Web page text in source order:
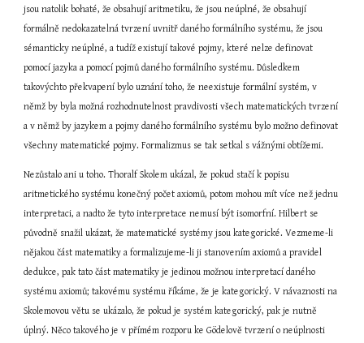
jsou natolik bohaté, že obsahují aritmetiku, že jsou neúplné, že obsahují
formálně nedokazatelná tvrzení uvnitř daného formálního systému, že jsou
sémanticky neúplné, a tudíž existují takové pojmy, které nelze definovat
pomocí jazyka a pomocí pojmů daného formálního systému. Důsledkem
takovýchto překvapení bylo uznání toho, že neexistuje formální systém, v
němž by byla možná rozhodnutelnost pravdivosti všech matematických tvrzení
a v němž by jazykem a pojmy daného formálního systému bylo možno definovat
všechny matematické pojmy. Formalizmus se tak setkal s vážnými obtížemi.
Nezůstalo ani u toho. Thoralf Skolem ukázal, že pokud stačí k popisu
aritmetického systému konečný počet axiomů, potom mohou mít více než jednu
interpretaci, a nadto že tyto interpretace nemusí být isomorfní. Hilbert se
původně snažil ukázat, že matematické systémy jsou kategorické. Vezmeme-li
nějakou část matematiky a formalizujeme-li ji stanovením axiomů a pravidel
dedukce, pak tato část matematiky je jedinou možnou interpretací daného
systému axiomů; takovému systému říkáme, že je kategorický. V návaznosti na
Skolemovou větu se ukázalo, že pokud je systém kategorický, pak je nutně
úplný. Něco takového je v přímém rozporu ke Gödelově tvrzení o neúplnosti